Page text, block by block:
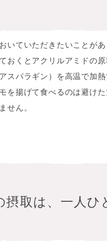
いていただきたいことがあ
おくとアクリルアミドの
スパラギン）を高温で加
を揚げて食べるのは避け
せん。
摂取は、一人ひ